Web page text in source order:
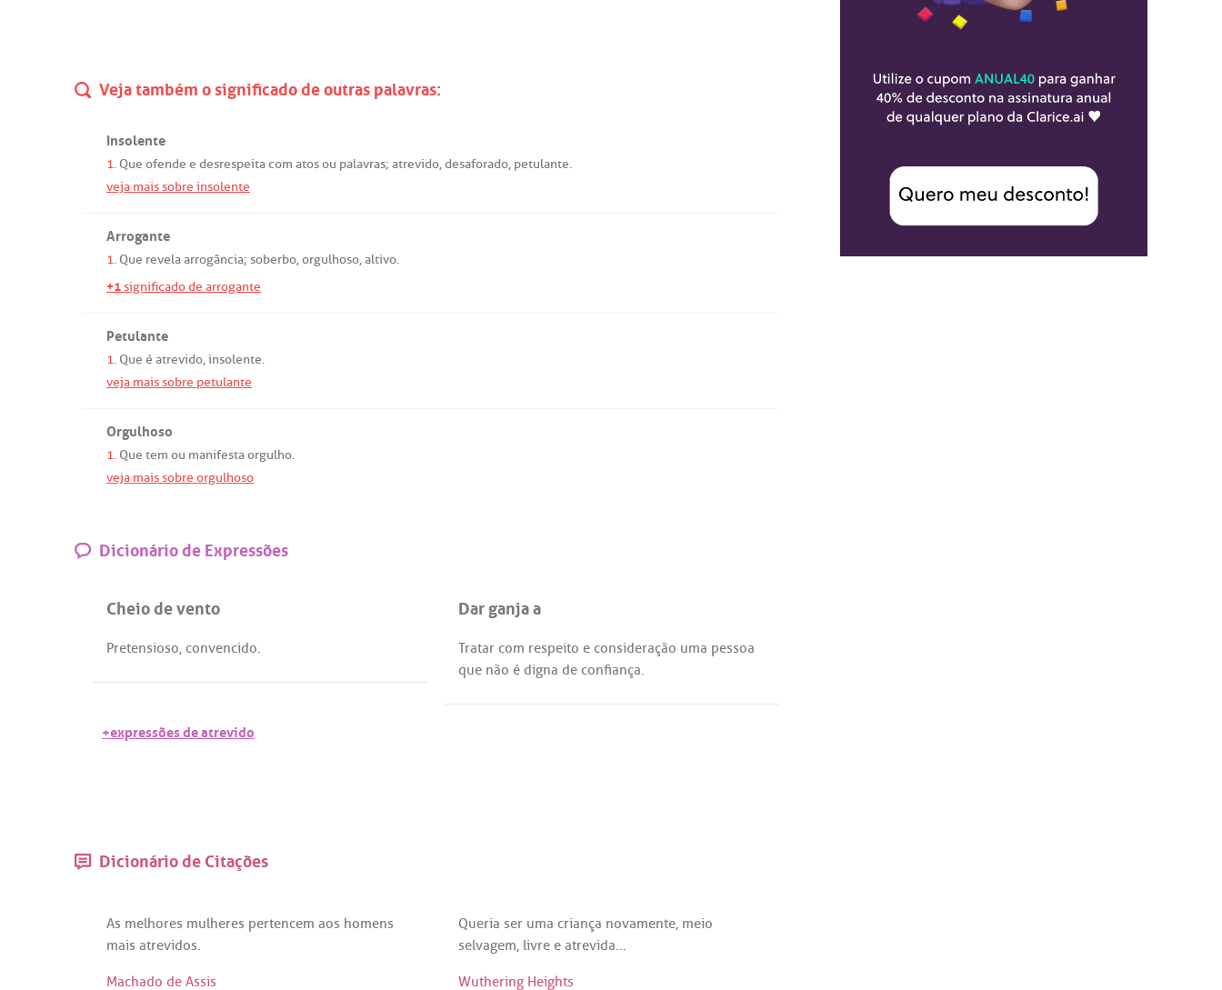
Veja também o significado de outras palavras:
Insolente
1. Que ofende e desrespeitacom atosou palavras; atrevido,desaforado, petulante.
veja mais sobre insolente
Arrogante
1. Que revelaarrogância; soberbo,orgulhoso,altivo.
+1significado de arrogante
Petulante
1. Que é atrevido,insolente.
veja mais sobre petulante
Orgulhoso
1. Que tem ou manifestaorgulho.
veja mais sobre orgulhoso
Dicionário de Expressões
Cheio de vento
Pretensioso, convencido.
Dar ganja a
Tratar com respeito e consideração uma pessoa
que não é digna de confiança.
+expressões de atrevido
Dicionário de Citações
As melhores mulheres pertencem aos homens
mais atrevidos.
Machado de Assis
Queria ser uma criança novamente, meio
selvagem, livre e atrevida...
Wuthering Heights